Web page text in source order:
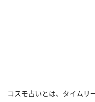
コスモ占いとは、タイムリ